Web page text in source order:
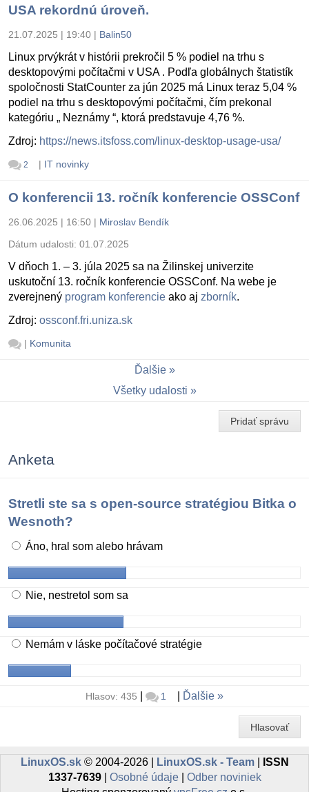
USA rekordnú úroveň.
21.07.2025 | 19:40 | Balin50
Linux prvýkrát v histórii prekročil 5 % podiel na trhu s
desktopovými počítačmi v USA . Podľa globálnych štatistík
spoločnosti StatCounter za jún 2025 má Linux teraz 5,04 %
podiel na trhu s desktopovými počítačmi, čím prekonal
kategóriu „ Neznámy “, ktorá predstavuje 4,76 %.
Zdroj: https://news.itsfoss.com/linux-desktop-usage-usa/
2 | IT novinky
O konferencii 13. ročník konferencie OSSConf
26.06.2025 | 16:50 | Miroslav Bendík
Dátum udalosti: 01.07.2025
V dňoch 1. – 3. júla 2025 sa na Žilinskej univerzite
uskutoční 13. ročník konferencie OSSConf. Na webe je
zverejnený program konferencie ako aj zborník.
Zdroj: ossconf.fri.uniza.sk
| Komunita
Ďalšie
Všetky udalosti
Pridať správu
Anketa
Stretli ste sa s open-source stratégiou Bitka o
Wesnoth?
Áno, hral som alebo hrávam
Nie, nestretol som sa
Nemám v láske počítačové stratégie
Hlasov: 435 1 Ďalšie
Hlasovať
LinuxOS.sk© 2004-2026 | LinuxOS.sk - Team|
ISSN
1337-7639| Osobné údaje| Odber noviniek